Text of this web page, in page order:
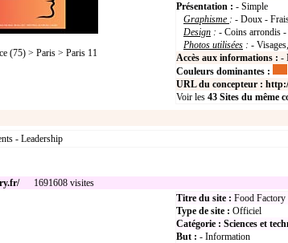
(75) > Paris > Paris 11
Présentation : - Simple
Graphisme : - Doux -
Design : - Coins arrondis -
Photos utilisées : -
Accès aux informations : -
Couleurs dominantes :
URL du concepteur :
Voir les 43 Sites du même
- Leadership
1691608 visites
Titre du site : Food Factory
Type de site : Officiel
Catégorie : Sciences et
But : - Information